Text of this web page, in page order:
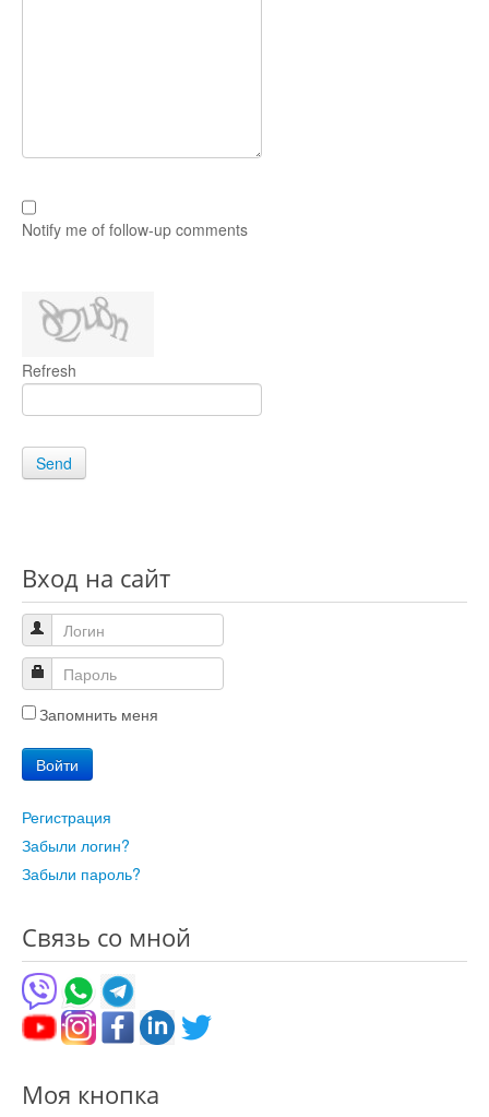
Notify me of follow-up comments
Refresh
Send
Вход на сайт
Запомнить меня
Войти
Регистрация
Забыли логин?
Забыли пароль?
Связь со мной
Моя кнопка